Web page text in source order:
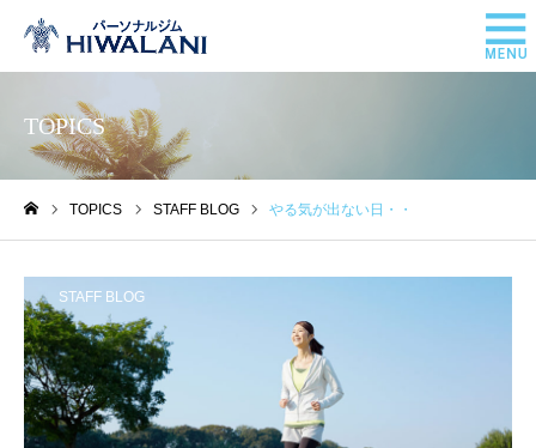
TOPICS
TOPICS STAFF BLOG やる気が出ない日・・
STAFF BLOG